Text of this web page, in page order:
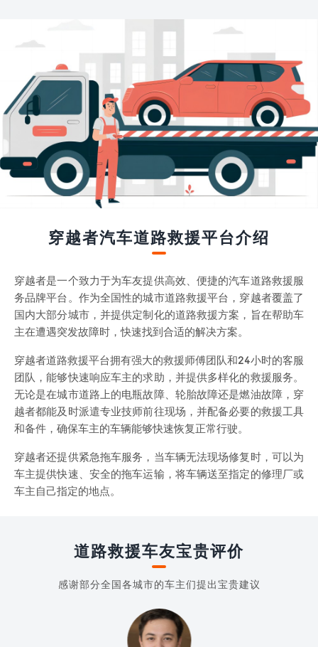
穿越者汽车道路救援平台介绍
穿越者是一个致力于为车友提供高效、便捷的汽车道路救援服
务品牌平台。作为全国性的城市道路救援平台，穿越者覆盖了
国内大部分城市，并提供定制化的道路救援方案，旨在帮助车
主在遭遇突发故障时，快速找到合适的解决方案。
穿越者道路救援平台拥有强大的救援师傅团队和24小时的客服
团队，能够快速响应车主的求助，并提供多样化的救援服务。
无论是在城市道路上的电瓶故障、轮胎故障还是燃油故障，穿
越者都能及时派遣专业技师前往现场，并配备必要的救援工具
和备件，确保车主的车辆能够快速恢复正常行驶。
穿越者还提供紧急拖车服务，当车辆无法现场修复时，可以为
车主提供快速、安全的拖车运输，将车辆送至指定的修理厂或
车主自己指定的地点。
道路救援车友宝贵评价
感谢部分全国各城市的车主们提出宝贵建议